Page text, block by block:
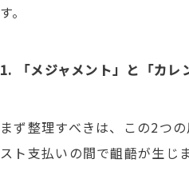
す。
1. 「メジャメント」と「カ
まず整理すべきは、この2つ
スト支払いの間で齟齬が生じま